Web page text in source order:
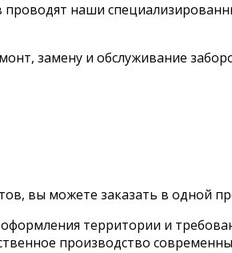
наши
замену и обслуживание
вы можете заказать в одной
территории и
производство